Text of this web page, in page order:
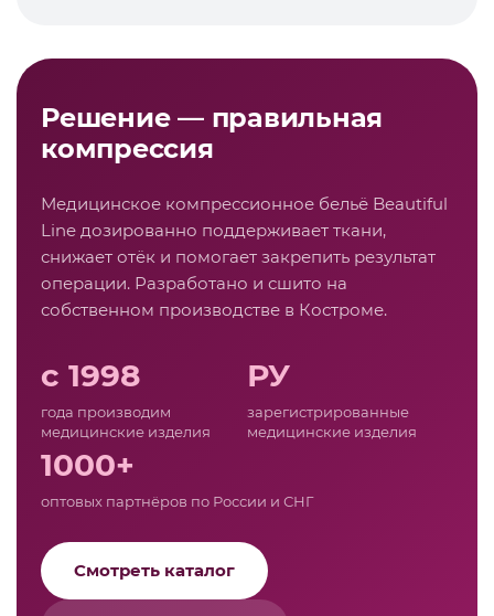
Решение — правильная
компрессия
Медицинское компрессионное бельё Beautiful
Line дозированно поддерживает ткани,
снижает отёк и помогает закрепить результат
операции. Разработано и сшито на
собственном производстве в Костроме.
с 1998
года производим
медицинские изделия
РУ
зарегистрированные
медицинские изделия
1000+
оптовых партнёров по России и СНГ
Смотреть каталог